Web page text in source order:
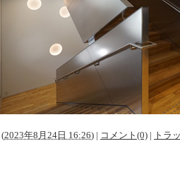
(2023年8月24日 16:26) | コメント(0) | トラ